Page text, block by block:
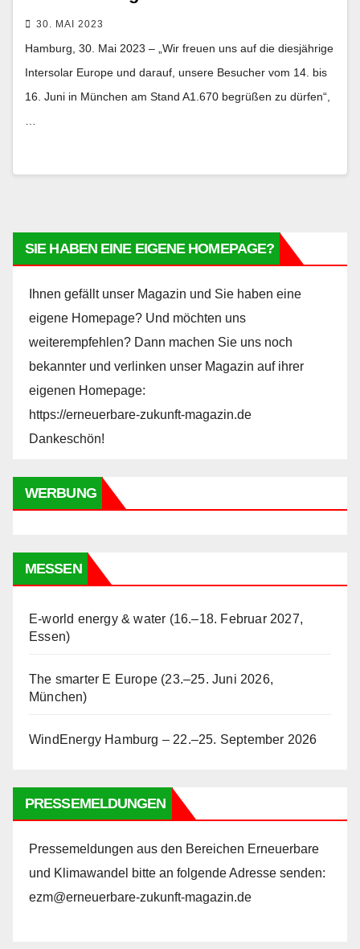
30. MAI 2023
Hamburg, 30. Mai 2023 – „Wir freuen uns auf die diesjährige
Intersolar Europe und darauf, unsere Besucher vom 14. bis
16. Juni in München am Stand A1.670 begrüßen zu dürfen“,
SIE HABEN EINE EIGENE HOMEPAGE?
Ihnen gefällt unser Magazin und Sie haben eine
eigene Homepage? Und möchten uns
weiterempfehlen? Dann machen Sie uns noch
bekannter und verlinken unser Magazin auf ihrer
eigenen Homepage:
https://erneuerbare-zukunft-magazin.de
Dankeschön!
WERBUNG
MESSEN
E-world energy & water (16.–18. Februar 2027,
Essen)
The smarter E Europe (23.–25. Juni 2026,
München)
WindEnergy Hamburg – 22.–25. September 2026
PRESSEMELDUNGEN
Pressemeldungen aus den Bereichen Erneuerbare
und Klimawandel bitte an folgende Adresse senden:
ezm@erneuerbare-zukunft-magazin.de